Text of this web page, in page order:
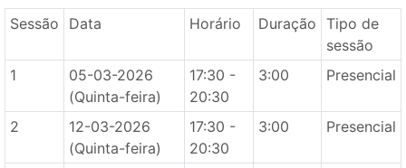
Sessão
Data Horário Duração Tipo de
sessão
1
05-03-2026
(Quinta-feira)
17:30 -
20:30
3:00 Presencial
2
12-03-2026
(Quinta-feira)
17:30 -
20:30
3:00 Presencial